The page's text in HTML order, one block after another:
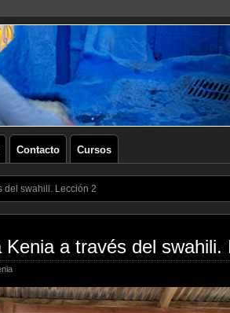
Contacto Cursos
del swahili. Lección 2
Kenia a través del swahili.